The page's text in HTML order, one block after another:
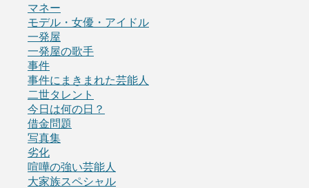
マネー
モデル・女優・アイドル
一発屋
一発屋の歌手
事件
事件にまきまれた芸能人
二世タレント
今日は何の日？
借金問題
写真集
劣化
喧嘩の強い芸能人
大家族スペシャル